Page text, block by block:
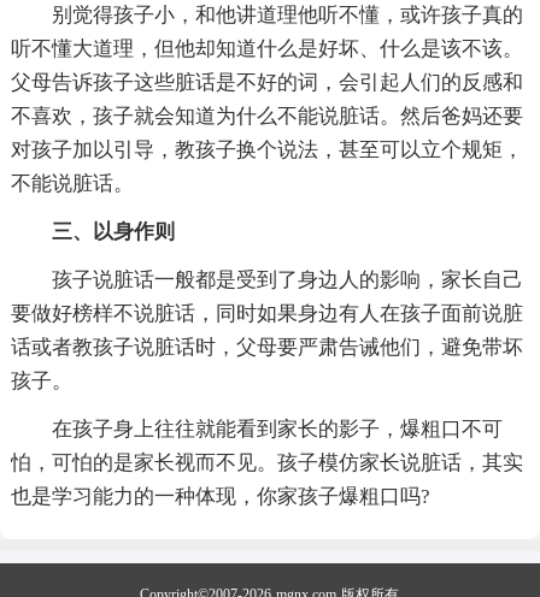
别觉得孩子小，和他讲道理他听不懂，或许孩子真的
听不懂大道理，但他却知道什么是好坏、什么是该不该。
父母告诉孩子这些脏话是不好的词，会引起人们的反感和
不喜欢，孩子就会知道为什么不能说脏话。然后爸妈还要
对孩子加以引导，教孩子换个说法，甚至可以立个规矩，
不能说脏话。
三、以身作则
孩子说脏话一般都是受到了身边人的影响，家长自己
要做好榜样不说脏话，同时如果身边有人在孩子面前说脏
话或者教孩子说脏话时，父母要严肃告诫他们，避免带坏
孩子。
在孩子身上往往就能看到家长的影子，爆粗口不可
怕，可怕的是家长视而不见。孩子模仿家长说脏话，其实
也是学习能力的一种体现，你家孩子爆粗口吗?